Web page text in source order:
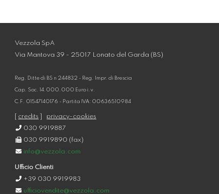
Vezzola SpA
Via Mantova 39 - 25017 Lonato del Garda (BS)
Reg. Ditte di BS n 244832 - Reg. Impr. di Brescia
Cap. Soc. 14.000.000 Euro i.v.
C.F. 01547140176 - Partita IVA: 00636510984
credits
privacy-cookies
030 9919887
030 9919890 (fax)
info@vezzola.com
Ufficio Clienti
+39 030 9919983
ufficiovendite@vezzola.com